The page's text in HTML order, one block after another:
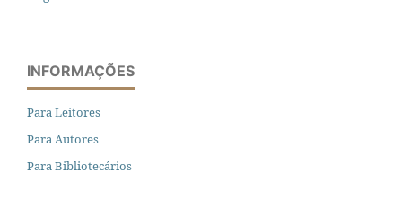
INFORMAÇÕES
Para Leitores
Para Autores
Para Bibliotecários